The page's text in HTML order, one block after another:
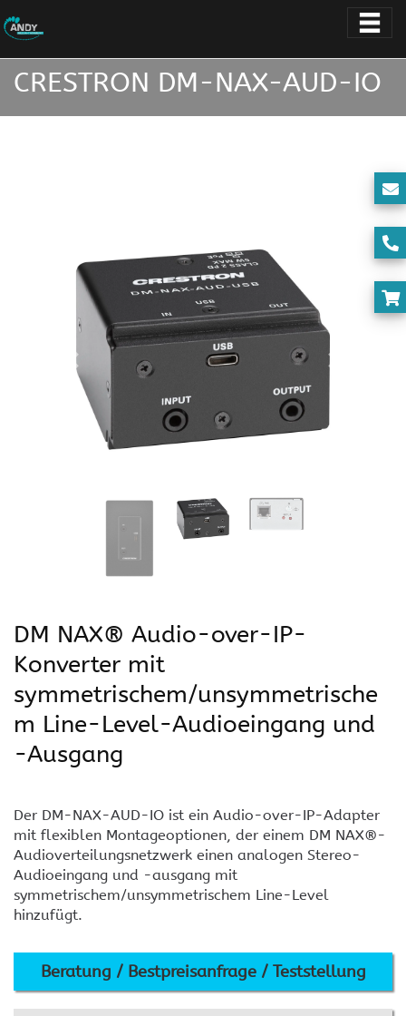
CRESTRON DM-NAX-AUD-IO
DM NAX® Audio-over-IP-
Konverter mit
symmetrischem/unsymmetrische
m Line-Level-Audioeingang und
-Ausgang
Der DM-NAX-AUD-IO ist ein Audio-over-IP-Adapter
mit flexiblen Montageoptionen, der einem DM NAX®-
Audioverteilungsnetzwerk einen analogen Stereo-
Audioeingang und -ausgang mit
symmetrischem/unsymmetrischem Line-Level
hinzufügt.
Beratung / Bestpreisanfrage / Teststellung